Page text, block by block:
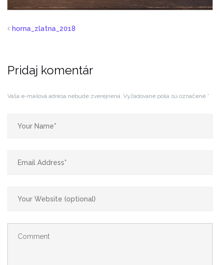
horna_zlatna_2018
Pridaj komentár
Vaša e-mailová adresa nebude zverejnená. Vyžadované polia sú označené *